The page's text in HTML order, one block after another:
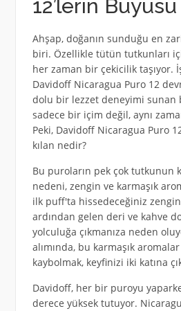
12’lerin Büyüsü
Ahşap, doğanın sunduğu en
biri. Özellikle tütün tutkunları
her zaman bir çekicilik taşıyor.
Davidoff Nicaragua Puro 12
dolu bir lezzet deneyimi
sadece bir içim değil, aynı
Peki, Davidoff Nicaragua Puro
kılan nedir?
Bu puroların pek çok tutkunun
nedeni, zengin ve karmaşık
ilk puff'ta hissedeceğiniz
ardından gelen deri ve kahve
yolculuğa çıkmanıza neden
alımında, bu karmaşık
kaybolmak, keyfinizi iki katına
Davidoff, her bir puroyu
derece yüksek tutuyor.